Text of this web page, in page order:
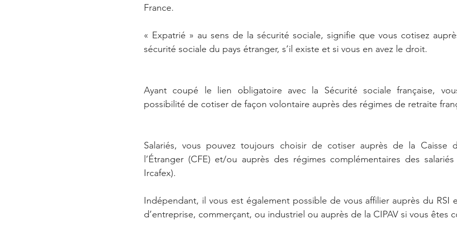
France.
« Expatrié » au sens de la sécurité sociale, signifie que vous cotisez
sécurité sociale du pays étranger, s’il existe et si vous en avez le droit.
Ayant coupé le lien obligatoire avec la Sécurité sociale française,
possibilité de cotiser de façon volontaire auprès des régimes de retraite
Salariés, vous pouvez toujours choisir de cotiser auprès de la Caisse
l’Étranger (CFE) et/ou auprès des régimes complémentaires des
Ircafex).
Indépendant, il vous est également possible de vous affilier auprès du RSI
d’entreprise, commerçant, ou industriel ou auprès de la CIPAV si vous êtes